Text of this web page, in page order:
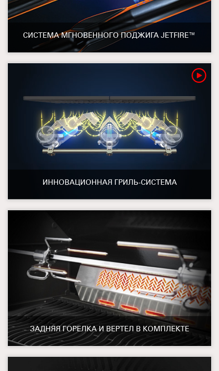
СИСТЕМА МГНОВЕННОГО ПОДЖИГА JETFIRE™
ИННОВАЦИОННАЯ ГРИЛЬ-СИСТЕМА
ЗАДНЯЯ ГОРЕЛКА И ВЕРТЕЛ В КОМПЛЕКТЕ